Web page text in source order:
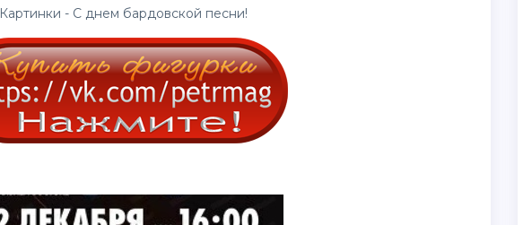
Картинки - С днем бардовской песни!